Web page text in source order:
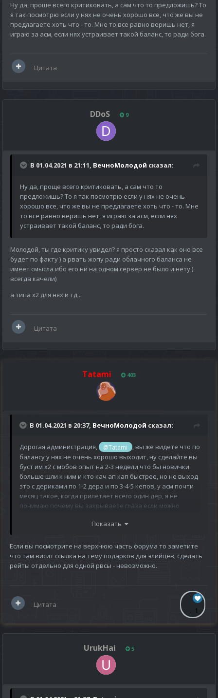
Ну да, проще всего критиковать, а сам что то предложишь? То
я так посмотрю если у нях не очень хорошо все, что же вы не
предлагаете хоть что - то. Мне то все равно веришь нет, я
играю за асм, если нях устраивает такой баланс, то ради бога.
Цитата
DDoS 9
В 01.04.2021 в 21:11, ВечноМолодой сказал:
Ну да, проще всего критиковать, а сам что то
предложишь? То я так посмотрю если у нях не очень
хорошо все, что же вы не предлагаете хоть что - то. Мне
то все равно веришь нет, я играю за асм, если нях
устраивает такой баланс, то ради бога.
Молодой, ты где критику увидел? я просто сказал как оно все
будет по факту ) а рвать жопу ради облачного баланса не
имеет смысла ибо его ни на одном сервер не было и нету )
всегда качели)
а типа х2 для нях и тд...
Цитата
Tatami 403
В 01.04.2021 в 20:37, ВечноМолодой сказал:
Дорогая администрация, @Tatami
, вы же видете что по
балансу у нях не очень хорошо выходит, ну сделайте вы
буст им х2 с мобов опыт на 2-3 недели что бы новички
больше шли к ним и кто кач ап кап быстрее, но не выход
это с дериками по 1-2 дера и по 3-4-5 кепов, у асм почти
месяц такое, когда прилетает всего один дер, я не
понимаю почему вы закрываете глаза если можно
объявите будет обновление, или нет, ну сделайте вы на
попытаться исправить баланс, ( есть еще вариант
закрыть пока регу на асмах но это отпугнет людей
которые только за одну расу играет, так что один
Показать
Если вы посмотрите на верхнюю часть форума то заметите
что там висит ссылка на тему подарков для элийцев, сделать
рейты отдельно для одной рвсы - невозможно.
1
Цитата
UrukHai 5